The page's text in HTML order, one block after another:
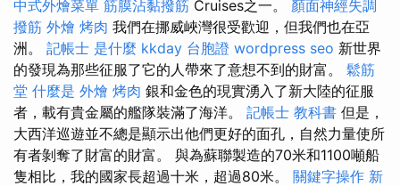
中式外燴菜單 筋膜沾黏撥筋 Cruises之一。 顏面神經失調
撥筋 外燴 烤肉 我們在挪威峽灣很受歡迎，但我們也在亞
洲。 記帳士 是什麼 kkday 台胞證 wordpress seo 新世界
的發現為那些征服了它的人帶來了意想不到的財富。 鬆筋
堂 什麼是 外燴 烤肉 銀和金色的現實湧入了新大陸的征服
者，載有貴金屬的艦隊裝滿了海洋。 記帳士 教科書 但是，
大西洋巡遊並不總是顯示出他們更好的面孔，自然力量使所
有者剝奪了財富的財富。 與為蘇聯製造的70米和1100噸船
隻相比，我的國家長超過十米，超過80米。 關鍵字操作 新